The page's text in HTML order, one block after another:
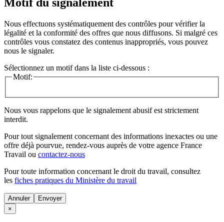
Nous effectuons systématiquement des contrôles pour vérifier la
légalité et la conformité des offres que nous diffusons. Si malgré ces
contrôles vous constatez des contenus inappropriés, vous pouvez
nous le signaler.
Sélectionnez un motif dans la liste ci-dessous :
Motif:
Nous vous rappelons que le signalement abusif est strictement
interdit.
Pour tout signalement concernant des informations inexactes ou une
offre déjà pourvue, rendez-vous auprès de votre agence France
Travail ou contactez-nous
Pour toute information concernant le droit du travail, consultez
les fiches pratiques du Ministère du travail
Annuler
×